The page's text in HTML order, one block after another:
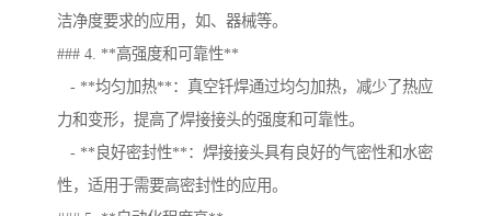
洁净度要求的应用，如、器械等。
### 4. **高强度和可靠性**
- **均匀加热**：真空钎焊通过均匀加热，减少了热应
力和变形，提高了焊接接头的强度和可靠性。
- **良好密封性**：焊接接头具有良好的气密性和水密
性，适用于需要高密封性的应用。